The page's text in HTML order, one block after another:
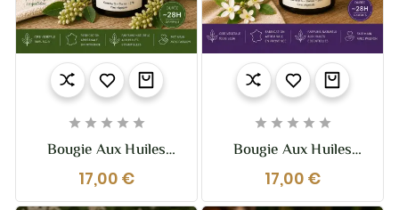
    
Bougie Aux Huiles
Essentielles Immunité
– Défenses Naturelles |
17,00 €
    
Bougie Aux Huiles
Essentielles Relaxation
– Détente & Lâcher-
17,00 €